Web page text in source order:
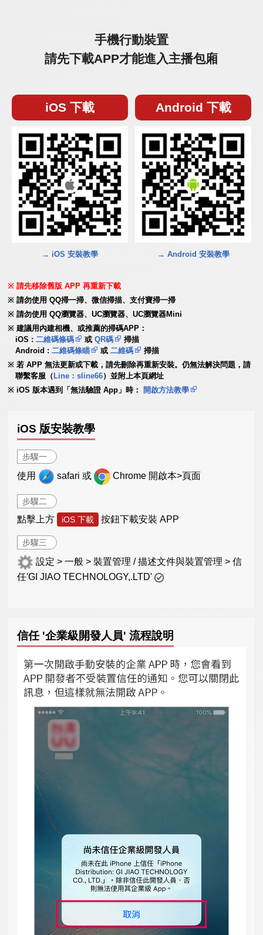
手機行動裝置
請先下載APP才能進入主播包廂
iOS 下載
→ iOS 安裝教學
Android 下載
→ Android 安裝教學
請先移除舊版 APP 再重新下載
請勿使用 QQ掃一掃、微信掃描、支付寶掃一掃
請勿使用 QQ瀏覽器、UC瀏覽器、UC瀏覽器Mini
建議用內建相機、或推薦的掃碼APP：
iOS :二維碼條碼 或QR碼
掃描
Android :二維碼條瞄 或二維碼
掃描
若 APP 無法更新或下載，請先刪除再重新安裝。仍無法解決問題，請
聯繫客服（ Line：sline66）並附上本頁網址
iOS 版本遇到「無法驗證 App」時：
開啟方法教學
iOS 版安裝教學
步驟一
使用 safari 或 Chrome 開啟本>頁面
步驟二
點擊上方 iOS 下載 按鈕下載安裝 APP
步驟三
設定 > 一般 > 裝置管理 / 描述文件與裝置管理 > 信
任'GI JIAO TECHNOLOGY,.LTD'
信任 '企業級開發人員' 流程說明